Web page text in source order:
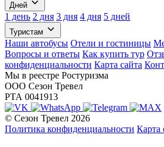
Дней
1 день 2 дня 3 дня 4 дня 5 дней
Туристам
Наши автобусы Отели и гостиницы
Вопросы и ответы Как купить тур
конфиденциальности Карта сайта
Мы в реестре Ростуризма
ООО Сезон Тревел
РТА 0041913
© Сезон Тревел 2026
Политика конфиденциальности Карта